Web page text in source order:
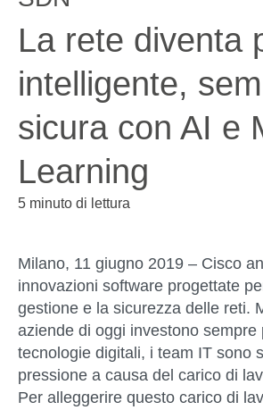
La rete diventa
intelligente,
sicura con AI e
Learning
5 minuto di lettura
Milano, 11 giugno 2019 – Cisco
innovazioni software progettate
gestione e la sicurezza delle reti.
aziende di oggi investono sempre
tecnologie digitali, i team IT sono
pressione a causa del carico di
Per alleggerire questo carico di